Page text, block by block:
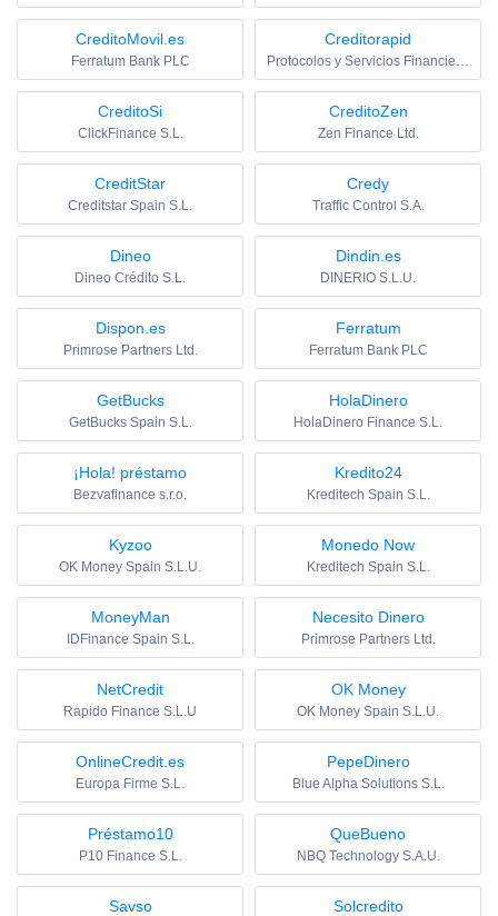
CreditoMovil.es
Ferratum Bank PLC
Creditorapid
Protocolos y Servicios Financieros SL
CreditoSi
ClickFinance S.L.
CreditoZen
Zen Finance Ltd.
CreditStar
Creditstar Spain S.L.
Credy
Traffic Control S.A.
Dineo
Dineo Crédito S.L.
Dindin.es
DINERIO S.L.U.
Dispon.es
Primrose Partners Ltd.
Ferratum
Ferratum Bank PLC
GetBucks
GetBucks Spain S.L.
HolaDinero
HolaDinero Finance S.L.
¡Hola! préstamo
Bezvafinance s.r.o.
Kredito24
Kreditech Spain S.L.
Kyzoo
OK Money Spain S.L.U.
Monedo Now
Kreditech Spain S.L.
MoneyMan
IDFinance Spain S.L.
Necesito Dinero
Primrose Partners Ltd.
NetCredit
Rapido Finance S.L.U
OK Money
OK Money Spain S.L.U.
OnlineCredit.es
Europa Firme S.L.
PepeDinero
Blue Alpha Solutions S.L.
Préstamo10
P10 Finance S.L.
QueBueno
NBQ Technology S.A.U.
Savso Solcredito